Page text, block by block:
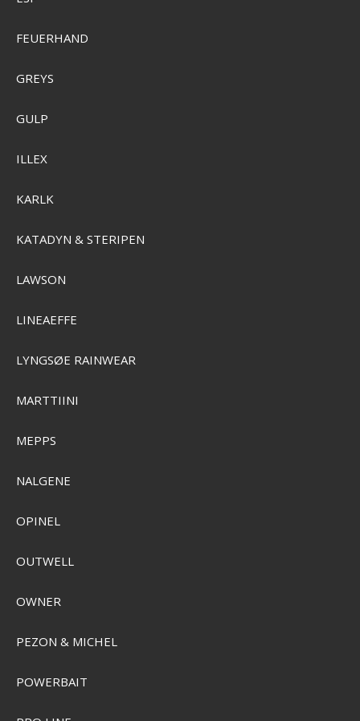
SEK 26.249,00
FEUERHAND
GREYS
GULP
ILLEX
KARLK
KATADYN & STERIPEN
LAWSON
LINEAEFFE
LYNGSØE RAINWEAR
MARTTIINI
MEPPS
NALGENE
OPINEL
OUTWELL
OWNER
PEZON & MICHEL
POWERBAIT